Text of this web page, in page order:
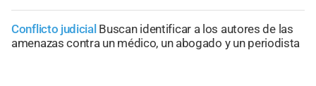
Conflicto judicial Buscan identificar a los autores de las
amenazas contra un médico, un abogado y un periodista